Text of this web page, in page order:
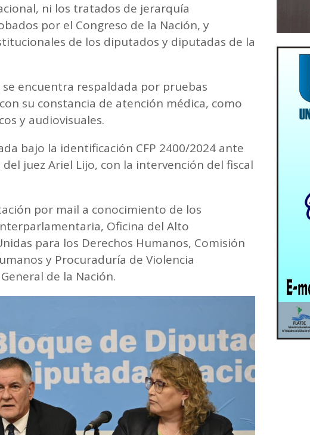
ni los tratados de jerarquía
por el Congreso de la Nación, y
de los diputados y diputadas de la
encuentra respaldada por pruebas
su constancia de atención médica, como
y audiovisuales.
bajo la identificación CFP 2400/2024 ante
del juez Ariel Lijo, con la intervención del fiscal
por mail a conocimiento de los
Oficina del Alto
para los Derechos Humanos, Comisión
y Procuraduría de Violencia
de la Nación.